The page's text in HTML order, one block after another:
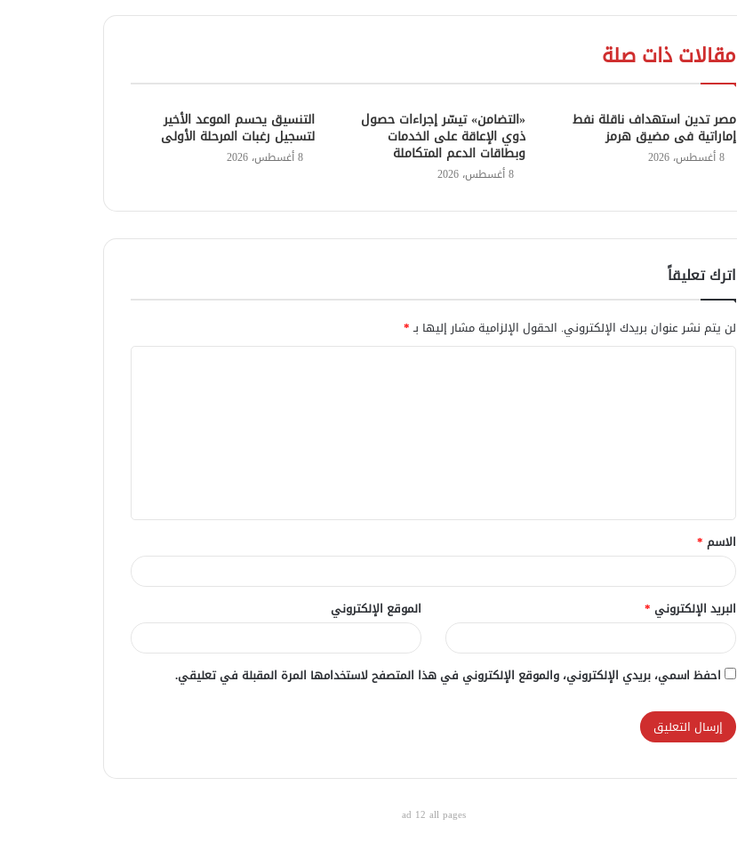
مقالات ذات صلة
مصر تدين استهداف ناقلة نفط
إماراتية فى مضيق هرمز
8 أغسطس، 2026
«التضامن» تيسّر إجراءات حصول
ذوي الإعاقة على الخدمات
وبطاقات الدعم المتكاملة
8 أغسطس، 2026
التنسيق يحسم الموعد الأخير
لتسجيل رغبات المرحلة الأولى
8 أغسطس، 2026
اترك تعليقاً
لن يتم نشر عنوان بريدك الإلكتروني. الحقول الإلزامية مشار إليها بـ*
ق
*
الاسم *
البريد الإلكتروني * الموقع الإلكتروني
احفظ اسمي، بريدي الإلكتروني، والموقع الإلكتروني في هذا المتصفح لاستخدامها المرة المقبلة في تعليقي.
ad 12 all pages